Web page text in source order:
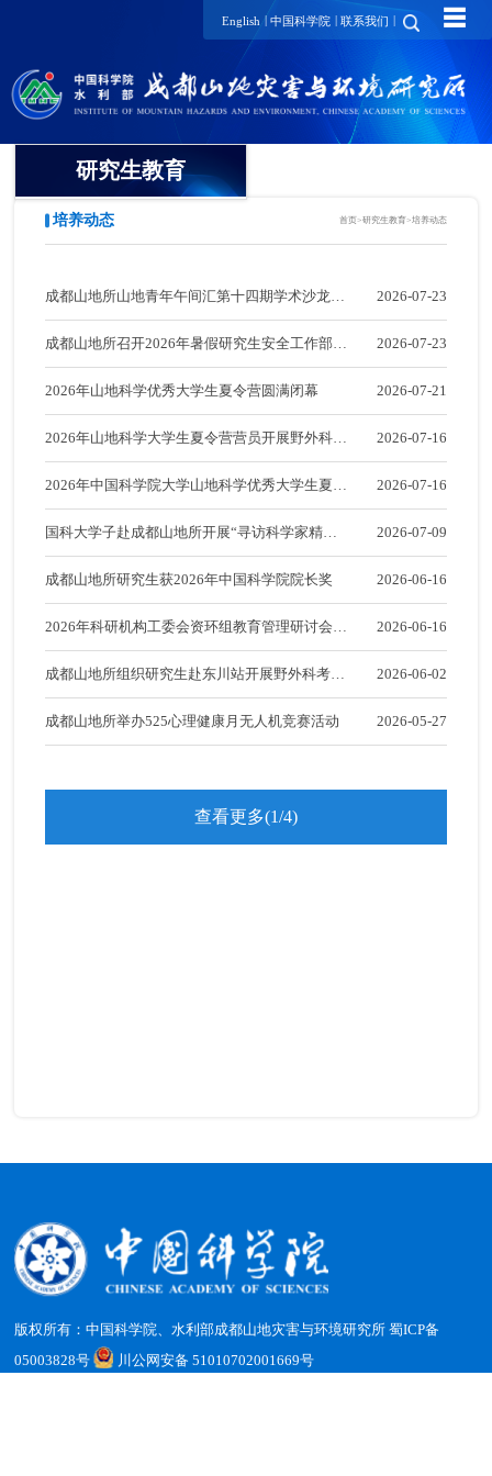
English | 中国科学院 | 联系我们 | ☰
研究生教育
录取信息
成绩查询
外国留学生招生信息
培养动态 首页>研究生教育>培养动态
成都山地所山地青年午间汇第十四期学术沙龙成
功举办
2026-07-23
成都山地所召开2026年暑假研究生安全工作部署
会
2026-07-23
2026年山地科学优秀大学生夏令营圆满闭幕 2026-07-21
2026年山地科学大学生夏令营营员开展野外科考
实践活动
2026-07-16
2026年中国科学院大学山地科学优秀大学生夏令
营顺利开营
2026-07-16
国科大学子赴成都山地所开展“寻访科学家精神”
专题实践活动
2026-07-09
成都山地所研究生获2026年中国科学院院长奖 2026-06-16
2026年科研机构工委会资环组教育管理研讨会在
成都召开
2026-06-16
成都山地所组织研究生赴东川站开展野外科考实
践
2026-06-02
成都山地所举办525心理健康月无人机竞赛活动 2026-05-27
查看更多(1/4)
版权所有：中国科学院、水利部成都山地灾害与环境研究所蜀ICP备
05003828号
川公网安备 51010702001669号